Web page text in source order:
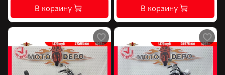
В корзину В корзину